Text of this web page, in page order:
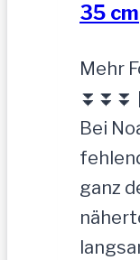
35 cm
Mehr
⏬⏬⏬
Bei
ganz